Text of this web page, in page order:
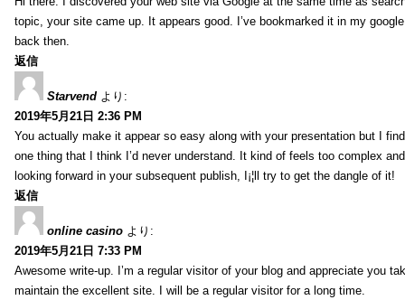
topic, your site came up. It appears good. I’ve bookmarked it in my
back then.
返信
Starvend より:
2019年5月21日 2:36 PM
You actually make it appear so easy along with your presentation but I
one thing that I think I’d never understand. It kind of feels too complex
looking forward in your subsequent publish, I¡¦ll try to get the dangle of it!
返信
online casino より:
2019年5月21日 7:33 PM
Awesome write-up. I’m a regular visitor of your blog and appreciate you
maintain the excellent site. I will be a regular visitor for a long time.